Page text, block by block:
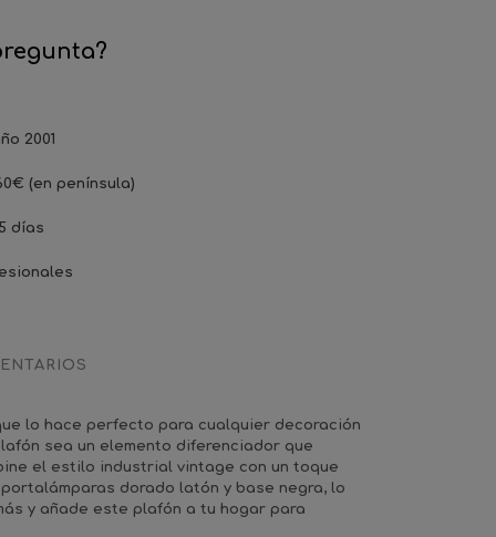
2001
(en península)
días
lo hace perfecto para cualquier decoración
sea un elemento diferenciador que
el estilo industrial vintage con un toque
dorado latón y base negra, lo
y añade este plafón a tu hogar para